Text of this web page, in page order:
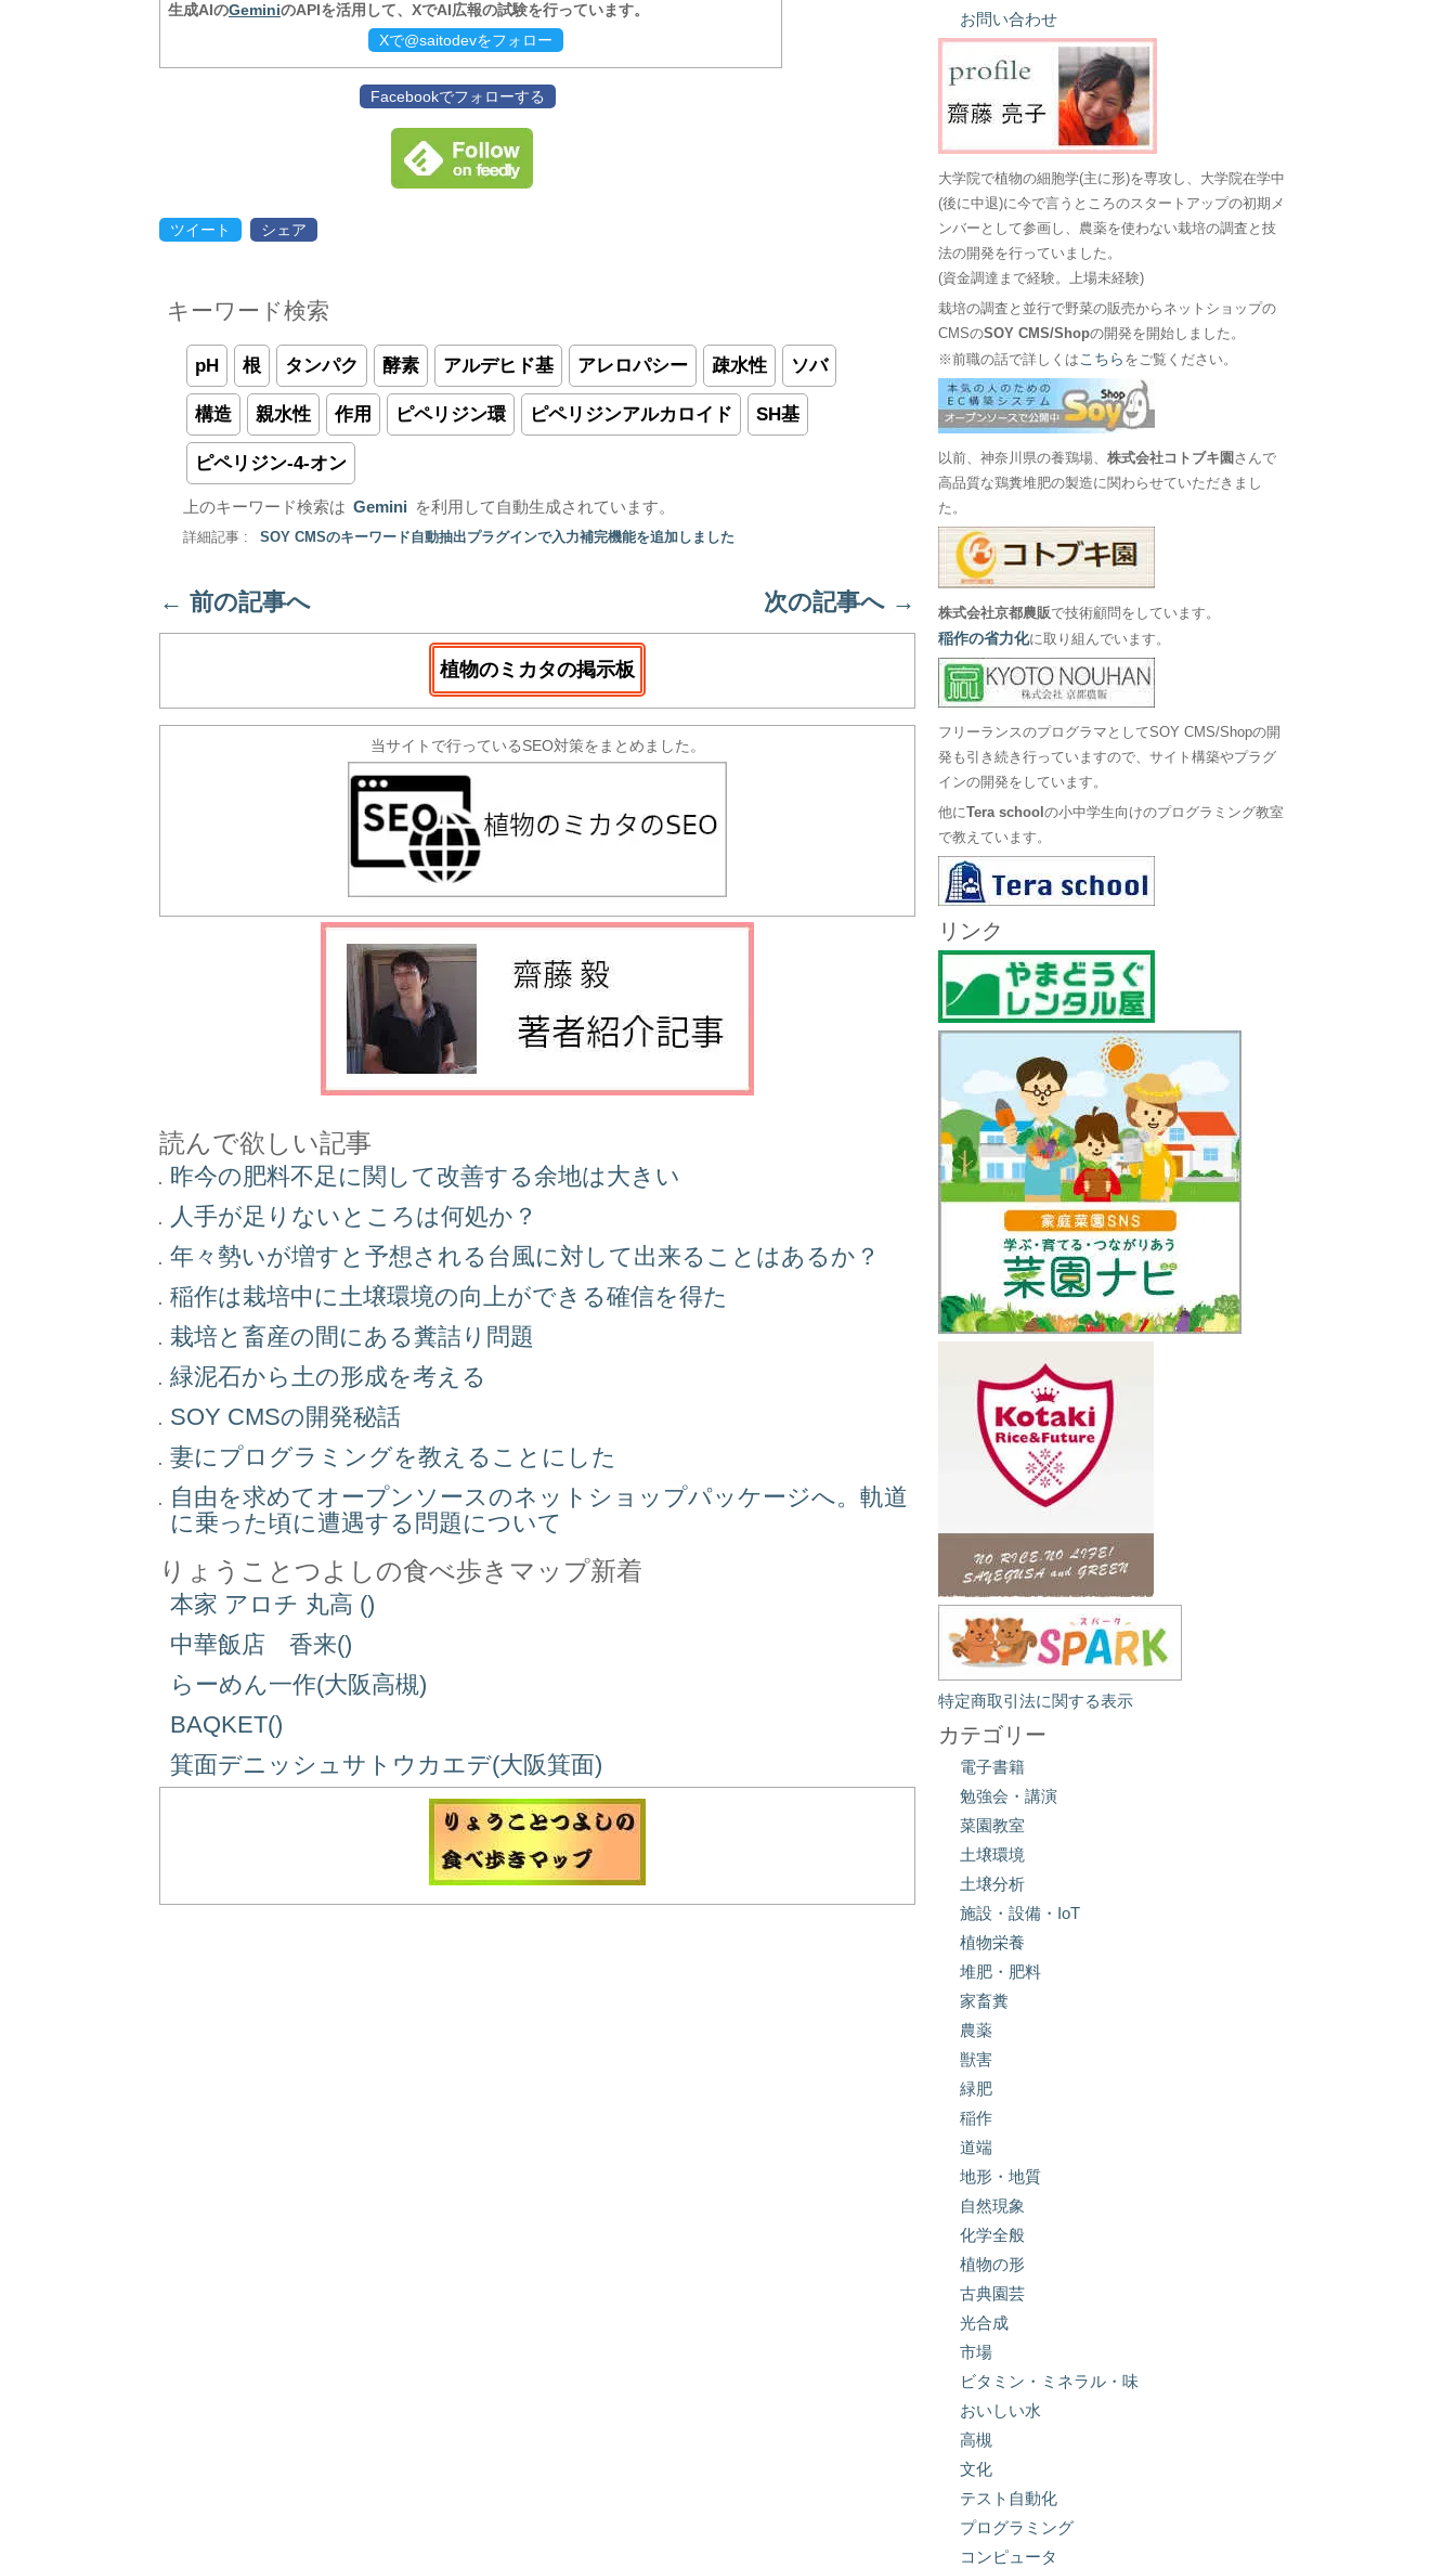
生成AIのGeminiのAPIを活用して、XでAI広報の試験を行っています。
Xで@saitodevをフォロー
Facebookでフォローする
ツイート シェア
キーワード検索
pH 根 タンパク 酵素 アルデヒド基 アレロパシー 疎水性 ソバ
構造 親水性 作用 ピペリジン環 ピペリジンアルカロイド SH基
ピペリジン-4-オン
上のキーワード検索は Gemini を利用して自動生成されています。
詳細記事 : SOY CMSのキーワード自動抽出プラグインで入力補完機能を追加しました
← 前の記事へ 次の記事へ →
植物のミカタの掲示板
当サイトで行っているSEO対策をまとめました。
読んで欲しい記事
昨今の肥料不足に関して改善する余地は大きい
人手が足りないところは何処か？
年々勢いが増すと予想される台風に対して出来ることはあるか？
稲作は栽培中に土壌環境の向上ができる確信を得た
栽培と畜産の間にある糞詰り問題
緑泥石から土の形成を考える
SOY CMSの開発秘話
妻にプログラミングを教えることにした
自由を求めてオープンソースのネットショップパッケージへ。軌道
に乗った頃に遭遇する問題について
りょうことつよしの食べ歩きマップ新着
本家 アロチ 丸高 ()
中華飯店 香来()
らーめん一作(大阪高槻)
BAQKET()
箕面デニッシュサトウカエデ(大阪箕面)
お問い合わせ
大学院で植物の細胞学(主に形)を専攻し、大学院在学中
(後に中退)に今で言うところのスタートアップの初期メ
ンバーとして参画し、農薬を使わない栽培の調査と技
法の開発を行っていました。
(資金調達まで経験。上場未経験)
栽培の調査と並行で野菜の販売からネットショップの
CMSのSOY CMS/Shopの開発を開始しました。
※前職の話で詳しくは こちら をご覧ください。
以前、神奈川県の養鶏場、株式会社コトブキ園 さんで
高品質な鶏糞堆肥の製造に関わらせていただきまし
た。
株式会社京都農販で技術顧問をしています。
稲作の省力化に取り組んでいます。
フリーランスのプログラマとしてSOY CMS/Shopの開
発も引き続き行っていますので、サイト構築やプラグ
インの開発をしています。
他にTera schoolの小中学生向けのプログラミング教室
で教えています。
リンク
特定商取引法に関する表示
カテゴリー
電子書籍
勉強会・講演
菜園教室
土壌環境
土壌分析
施設・設備・IoT
植物栄養
堆肥・肥料
家畜糞
農薬
獣害
緑肥
稲作
道端
地形・地質
自然現象
化学全般
植物の形
古典園芸
光合成
市場
ビタミン・ミネラル・味
おいしい水
高槻
文化
テスト自動化
プログラミング
コンピュータ